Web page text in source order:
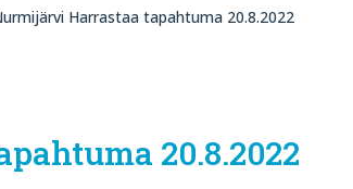
Harrastaa tapahtuma 20.8.2022
20.8.2022